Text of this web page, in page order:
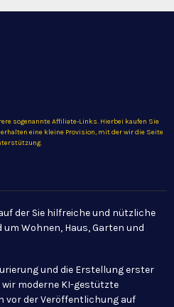
sogenannte Affiliate-Links. Hierbei kaufen Sie
eine kleine Provision, mit der wir die Seite
der Sie hilfreiche und nützliche
Wohnen, Haus, Garten und
und die Erstellung erster
moderne KI-gestützte
vor der Veröffentlichung auf